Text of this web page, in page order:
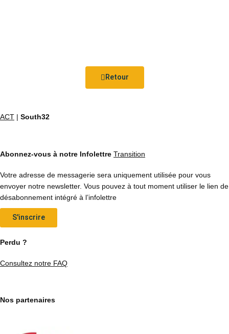
Retour
ACT | South32
Abonnez-vous à notre Infolettre Transition
Votre adresse de messagerie sera uniquement utilisée pour vous
envoyer notre newsletter. Vous pouvez à tout moment utiliser le lien de
désabonnement intégré à l’infolettre
S'inscrire
Perdu ?
Consultez notre FAQ
Nos partenaires